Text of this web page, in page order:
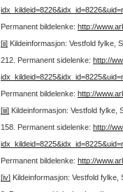
Permanent bildelenke: http://
[ii]Kildeinformasjon: Vestfold fylke,
212. Permanent sidelenke: http://
Permanent bildelenke: http://
[iii]Kildeinformasjon: Vestfold fylke,
158. Permanent sidelenke: http://
Permanent bildelenke: http://
[iv]Kildeinformasjon: Vestfold fylke,